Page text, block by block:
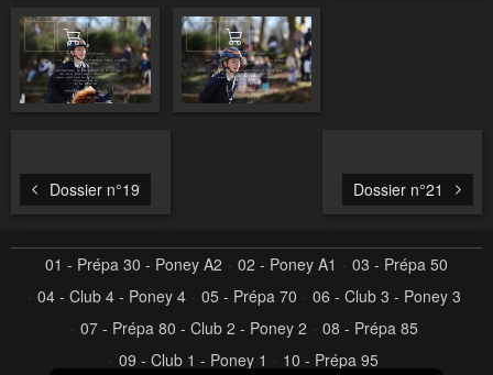
Ajouter au panier Ajouter au panier
Dossier n°19 Dossier n°21
01 - Prépa 30 - Poney A2 02 - Poney A1
03 - Prépa 50
04 - Club 4 - Poney 4
05 - Prépa 70
06 - Club 3 - Poney 3
07 - Prépa 80 - Club 2 - Poney 2
08 - Prépa 85
09 - Club 1 - Poney 1
10 - Prépa 95